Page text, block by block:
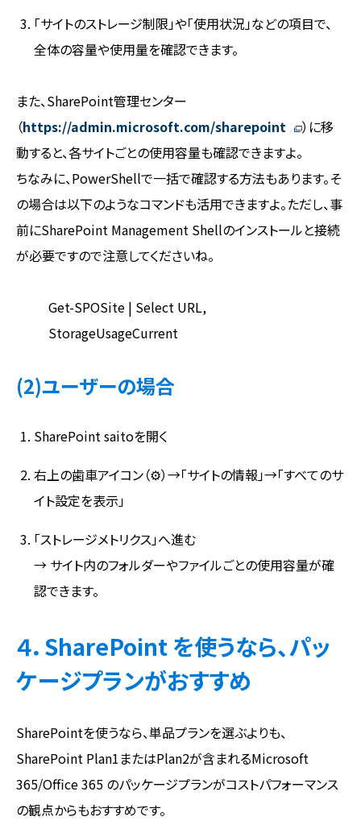
「サイトのストレージ制限」や「使用状況」などの項目で、
全体の容量や使用量を確認できます。
また、SharePoint管理センター
（https://admin.microsoft.com/sharepoint
）に移
動すると、各サイトごとの使用容量も確認できますよ。
ちなみに、PowerShellで一括で確認する方法もあります。そ
の場合は以下のようなコマンドも活用できますよ。ただし、事
前にSharePoint Management Shellのインストールと接続
が必要ですので注意してくださいね。
Get-SPOSite | Select URL,
StorageUsageCurrent
(2)ユーザーの場合
SharePoint saitoを開く
右上の歯車アイコン（⚙）→「サイトの情報」→「すべてのサ
イト設定を表示」
「ストレージメトリクス」へ進む
→ サイト内のフォルダーやファイルごとの使用容量が確
認できます。
４．SharePoint を使うなら、パッ
ケージプランがおすすめ
SharePointを使うなら、単品プランを選ぶよりも、
SharePoint Plan1またはPlan2が含まれるMicrosoft
365/Office 365 のパッケージプランがコストパフォーマンス
の観点からもおすすめです。